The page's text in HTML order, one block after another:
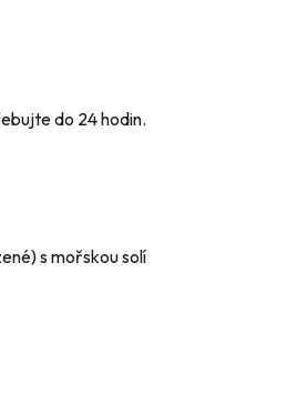
do 24 hodin.
s mořskou solí